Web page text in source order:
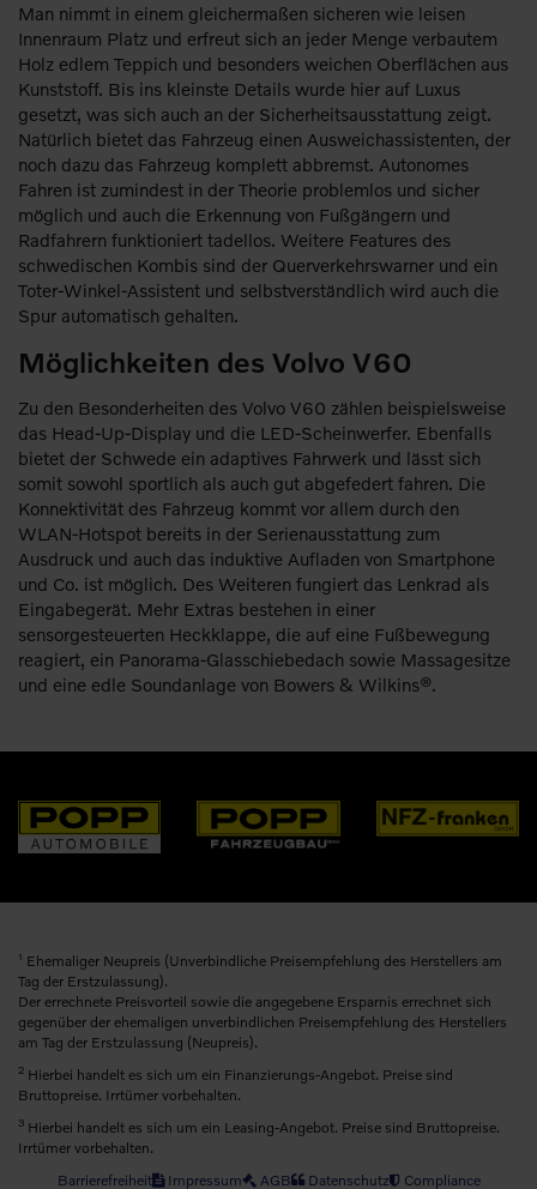
Man nimmt in einem gleichermaßen sicheren wie leisen
Innenraum Platz und erfreut sich an jeder Menge verbautem
Holz edlem Teppich und besonders weichen Oberflächen aus
Kunststoff. Bis ins kleinste Details wurde hier auf Luxus
gesetzt, was sich auch an der Sicherheitsausstattung zeigt.
Natürlich bietet das Fahrzeug einen Ausweichassistenten, der
noch dazu das Fahrzeug komplett abbremst. Autonomes
Fahren ist zumindest in der Theorie problemlos und sicher
möglich und auch die Erkennung von Fußgängern und
Radfahrern funktioniert tadellos. Weitere Features des
schwedischen Kombis sind der Querverkehrswarner und ein
Toter-Winkel-Assistent und selbstverständlich wird auch die
Spur automatisch gehalten.
Möglichkeiten des Volvo V60
Zu den Besonderheiten des Volvo V60 zählen beispielsweise
das Head-Up-Display und die LED-Scheinwerfer. Ebenfalls
bietet der Schwede ein adaptives Fahrwerk und lässt sich
somit sowohl sportlich als auch gut abgefedert fahren. Die
Konnektivität des Fahrzeug kommt vor allem durch den
WLAN-Hotspot bereits in der Serienausstattung zum
Ausdruck und auch das induktive Aufladen von Smartphone
und Co. ist möglich. Des Weiteren fungiert das Lenkrad als
Eingabegerät. Mehr Extras bestehen in einer
sensorgesteuerten Heckklappe, die auf eine Fußbewegung
reagiert, ein Panorama-Glasschiebedach sowie Massagesitze
und eine edle Soundanlage von Bowers & Wilkins®.
1 Ehemaliger Neupreis (Unverbindliche Preisempfehlung des Herstellers am
Tag der Erstzulassung).
Der errechnete Preisvorteil sowie die angegebene Ersparnis errechnet sich
gegenüber der ehemaligen unverbindlichen Preisempfehlung des Herstellers
am Tag der Erstzulassung (Neupreis).
2 Hierbei handelt es sich um ein Finanzierungs-Angebot. Preise sind
Bruttopreise. Irrtümer vorbehalten.
3 Hierbei handelt es sich um ein Leasing-Angebot. Preise sind Bruttopreise.
Irrtümer vorbehalten.
Barrierefreiheit
Impressum AGB Datenschutz Compliance